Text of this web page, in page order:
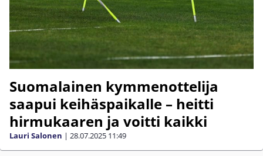
Suomalainen kymmenottelija
saapui keihäspaikalle – heitti
hirmukaaren ja voitti kaikki
Lauri Salonen | 28.07.2025 11:49